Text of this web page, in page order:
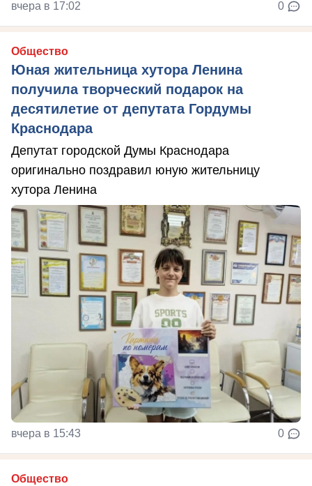
вчера в 17:02 0
Общество
Юная жительница хутора Ленина
получила творческий подарок на
десятилетие от депутата Гордумы
Краснодара
Депутат городской Думы Краснодара
оригинально поздравил юную жительницу
хутора Ленина
вчера в 15:43 0
Общество